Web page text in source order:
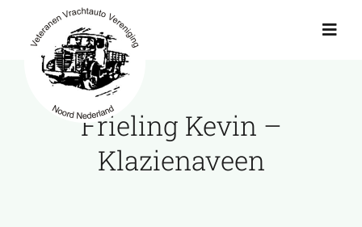
inhoud
Actueel
Frieling Kevin –
Klazienaveen